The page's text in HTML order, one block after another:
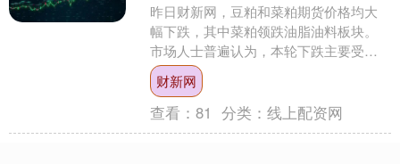
昨日财新网，豆粕和菜粕期货价格均大
幅下跌，其中菜粕领跌油脂油料板块。
市场人士普遍认为，本轮下跌主要受宏
观层面因素影响。 “近期宏观环境出现变
化，我国进口美豆的预....
财新网
查看：81 分类：线上配资网